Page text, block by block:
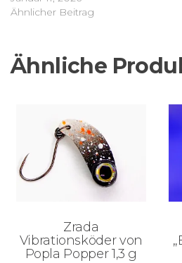
Ähnlicher Beitrag
Ähnliche
Zrada
Vibrationsköder von
Popla Popper 1,3 g